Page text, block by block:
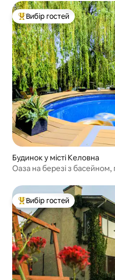
Топ вибір гостей
Вибір гостей
Будинок у місті Келовна
Оаза на березі з
Топ вибір гостей
Вибір гостей